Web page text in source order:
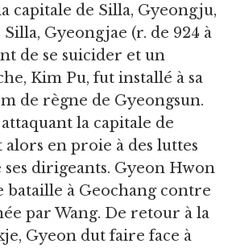
capitale de Silla, Gyeongju,
Gyeongjae (r. de 924 à
de se suicider et un
Kim Pu, fut installé à sa
de règne de Gyeongsun.
la capitale de
alors en proie à des luttes
dirigeants. Gyeon Hwon
bataille à Geochang contre
par Wang. De retour à la
Gyeon dut faire face à